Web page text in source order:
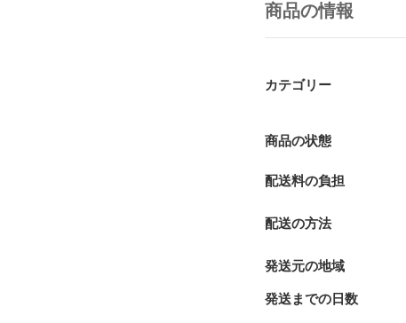
商品の情報
カテゴリー
商品の状態
配送料の負担
配送の方法
発送元の地域
発送までの日数